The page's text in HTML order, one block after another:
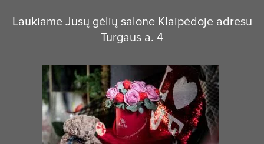
Laukiame Jūsų gėlių salone Klaipėdoje adresu
Turgaus a. 4